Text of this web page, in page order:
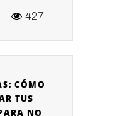
427
CÓMO
TUS
NO